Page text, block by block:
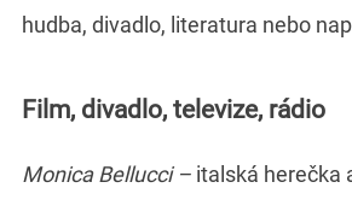
hudba, divadlo, literatura nebo
Film, divadlo, televize, rádio
Monica Bellucci – italská herečka